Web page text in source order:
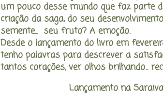
um pouco desse mundo que faz parte
criação da saga, do seu
semente... seu fruto? A emoção.
Desde o lançamento do livro em
tenho palavras para descrever a
tantos corações, ver olhos brilhando...
Lançamento na